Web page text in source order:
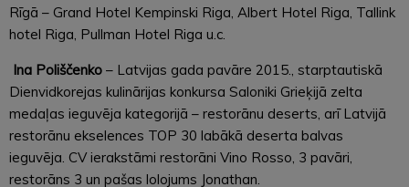
Rīgā – Grand Hotel Kempinski Riga, Albert Hotel Riga, Tallink
hotel Riga, Pullman Hotel Riga u.c.
Ina Poliščenko – Latvijas gada pavāre 2015., starptautiskā
Dienvidkorejas kulinārijas konkursa Saloniki Grieķijā zelta
medaļas ieguvēja kategorijā – restorānu deserts, arī Latvijā
restorānu ekselences TOP 30 labākā deserta balvas
ieguvēja. CV ierakstāmi restorāni Vino Rosso, 3 pavāri,
restorāns 3 un pašas lolojums Jonathan.